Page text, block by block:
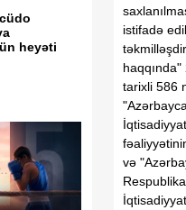
heyəti
istifadə
tarixli 586
və